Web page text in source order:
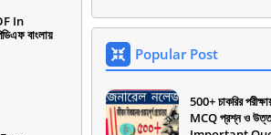
In
বাংলায়
Popular Post
500+ চাকরির
MCQ প্রশ্ন ও